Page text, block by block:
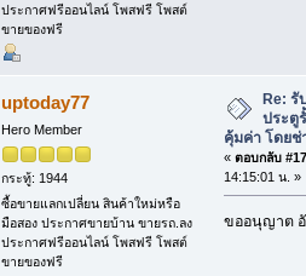
ประกาศฟรีออนไลน์ โพสฟรี โพสต์
ขายของฟรี
uptoday77
Hero Member
กระทู้: 1944
ซื้อขายแลกเปลี่ยน สินค้าใหม่หรือ
มือสอง ประกาศขายบ้าน ขายรถ.ลง
ประกาศฟรีออนไลน์ โพสฟรี โพสต์
ขายของฟรี
Re: รั
ประตู
คุ้มค่า โดยช่
« ตอบกลับ
14:15:01 น. »
ขออนุญาต